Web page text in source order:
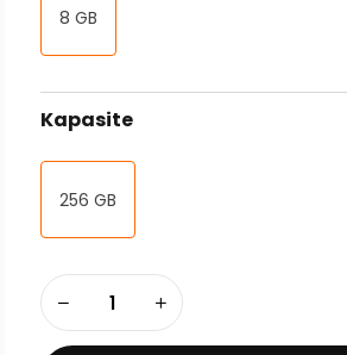
8 GB
Kapasite
256 GB